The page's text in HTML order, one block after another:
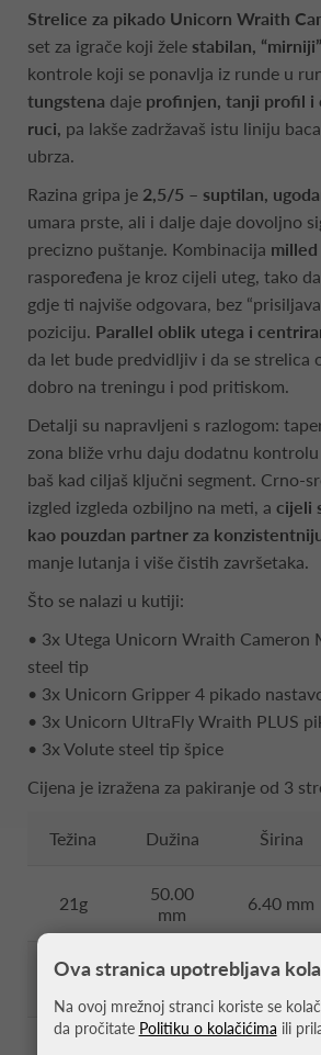
Strelice za pikado Unicorn Wraith
set za igrače koji žele stabilan,
kontrole koji se ponavlja iz runde u
tungstena daje profinjen, tanji profil i
ruci, pa lakše zadržavaš istu liniju
ubrza.
Razina gripa je 2,5/5 – suptilan,
umara prste, ali i dalje daje dovoljno
precizno puštanje. Kombinacija
raspoređena je kroz cijeli uteg, tako
gdje ti najviše odgovara, bez
poziciju. Parallel oblik utega i
da let bude predvidljiv i da se strelica
dobro na treningu i pod pritiskom.
Detalji su napravljeni s razlogom:
zona bliže vrhu daju dodatnu
baš kad ciljaš ključni segment. Crno-
izgled izgleda ozbiljno na meti, a cijeli
kao pouzdan partner za
manje lutanja i više čistih završetaka.
Što se nalazi u kutiji:
• 3x Utega Unicorn Wraith Cameron
steel tip
• 3x Unicorn Gripper 4 pikado
• 3x Unicorn UltraFly Wraith PLUS
• 3x Volute steel tip špice
Cijena je izražena za pakiranje od 3
Težina Dužina Širina
21g
50.00
mm
6.40 mm
23g
50.00
6.60 mm
Ova stranica upotrebljava
Na ovoj mrežnoj stranci koriste se
da pročitate Politiku o kolačićima ili